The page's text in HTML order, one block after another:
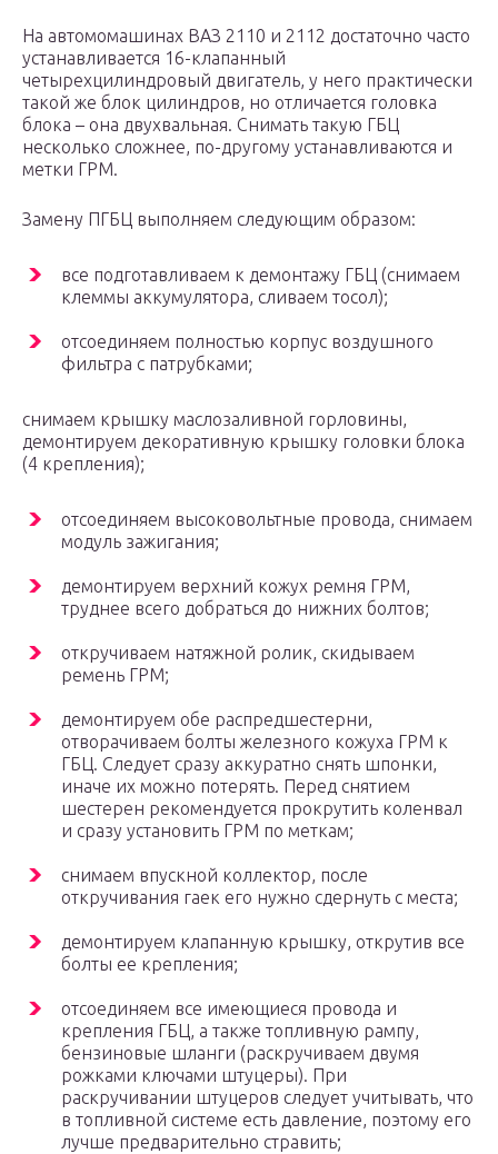
На автомомашинах ВАЗ 2110 и 2112 достаточно часто
устанавливается 16-клапанный
четырехцилиндровый двигатель, у него практически
такой же блок цилиндров, но отличается головка
блока – она двухвальная. Снимать такую ГБЦ
несколько сложнее, по-другому устанавливаются и
метки ГРМ.
Замену ПГБЦ выполняем следующим образом:
все подготавливаем к демонтажу ГБЦ (снимаем
клеммы аккумулятора, сливаем тосол);
отсоединяем полностью корпус воздушного
фильтра с патрубками;
снимаем крышку маслозаливной горловины,
демонтируем декоративную крышку головки блока
(4 крепления);
отсоединяем высоковольтные провода, снимаем
модуль зажигания;
демонтируем верхний кожух ремня ГРМ,
труднее всего добраться до нижних болтов;
откручиваем натяжной ролик, скидываем
ремень ГРМ;
демонтируем обе распредшестерни,
отворачиваем болты железного кожуха ГРМ к
ГБЦ. Следует сразу аккуратно снять шпонки,
иначе их можно потерять. Перед снятием
шестерен рекомендуется прокрутить коленвал
и сразу установить ГРМ по меткам;
снимаем впускной коллектор, после
откручивания гаек его нужно сдернуть с места;
демонтируем клапанную крышку, открутив все
болты ее крепления;
отсоединяем все имеющиеся провода и
крепления ГБЦ, а также топливную рампу,
бензиновые шланги (раскручиваем двумя
рожками ключами штуцеры). При
раскручивании штуцеров следует учитывать, что
в топливной системе есть давление, поэтому его
лучше предварительно стравить;